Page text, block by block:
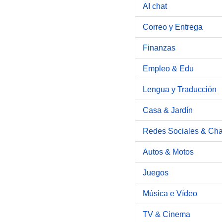
AI chat
Correo y Entrega
Finanzas
Empleo & Edu
Lengua y Traducción
Casa & Jardín
Redes Sociales &
Autos & Motos
Juegos
Música e Vídeo
TV & Cinema